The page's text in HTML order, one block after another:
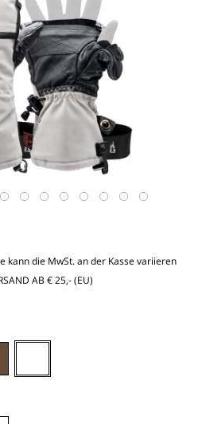
kann die MwSt. an der Kasse variieren
AB € 25,- (EU)